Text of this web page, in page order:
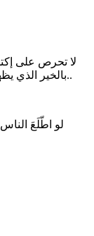
لا تحرص على
بالخير الذي يظهرونه في وجهك دائماً ، و اترك الخفايا لرب العباد..
لو اطّلَعَ